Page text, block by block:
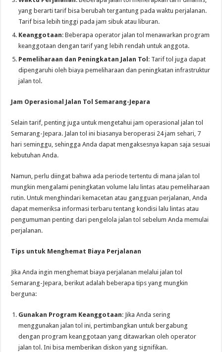
yang berarti tarif bisa berubah tergantung pada waktu perjalanan.
Tarif bisa lebih tinggi pada jam sibuk atau liburan.
Keanggotaan: Beberapa operator jalan tol menawarkan program
keanggotaan dengan tarif yang lebih rendah untuk anggota.
Pemeliharaan dan Peningkatan Jalan Tol : Tarif tol juga dapat
dipengaruhi oleh biaya pemeliharaan dan peningkatan infrastruktur
jalan tol.
Jam Operasional Jalan Tol Semarang-Jepara
Selain tarif, penting juga untuk mengetahui jam operasional jalan tol
Semarang-Jepara. Jalan tol ini biasanya beroperasi 24 jam sehari, 7
hari seminggu, sehingga Anda dapat mengaksesnya kapan saja sesuai
kebutuhan Anda.
Namun, perlu diingat bahwa ada periode tertentu di mana jalan tol
mungkin mengalami peningkatan volume lalu lintas atau pemeliharaan
rutin. Untuk menghindari kemacetan atau gangguan perjalanan, Anda
dapat memeriksa informasi terbaru tentang kondisi lalu lintas atau
pengumuman penting dari pengelola jalan tol sebelum Anda memulai
perjalanan.
Tips untuk Menghemat Biaya Perjalanan
Jika Anda ingin menghemat biaya perjalanan melalui jalan tol
Semarang-Jepara, berikut adalah beberapa tips yang mungkin
berguna:
Gunakan Program Keanggotaan: Jika Anda sering
menggunakan jalan tol ini, pertimbangkan untuk bergabung
dengan program keanggotaan yang ditawarkan oleh operator
jalan tol. Ini bisa memberikan diskon yang signifikan.